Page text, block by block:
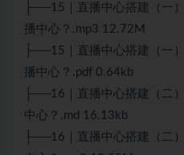
├──15｜直播中心搭建（一
播中心？.mp3 12.72M
├──15｜直播中心搭建（一
播中心？.pdf 0.64kb
├──16｜直播中心搭建（二
中心？.md 16.13kb
├──16｜直播中心搭建（二